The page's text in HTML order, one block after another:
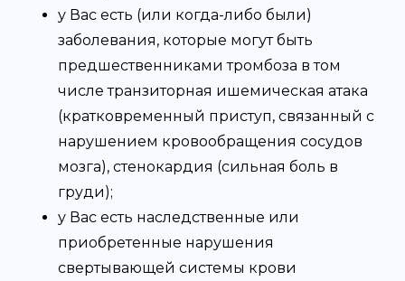
у Вас есть (или когда-либо были)
заболевания, которые могут быть
предшественниками тромбоза в том
числе транзиторная ишемическая атака
(кратковременный приступ, связанный с
нарушением кровообращения сосудов
мозга), стенокардия (сильная боль в
груди);
у Вас есть наследственные или
приобретенные нарушения
свертывающей системы крови